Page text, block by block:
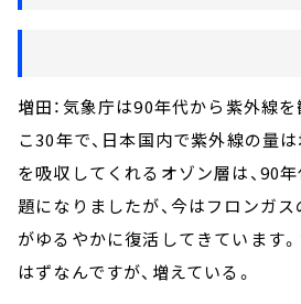
増田：気象庁は90年代から紫外線
こ30年で、日本国内で紫外線の量
を吸収してくれるオゾン層は、90
題になりましたが、今はフロンガ
がゆるやかに復活してきています
はずなんですが、増えている。